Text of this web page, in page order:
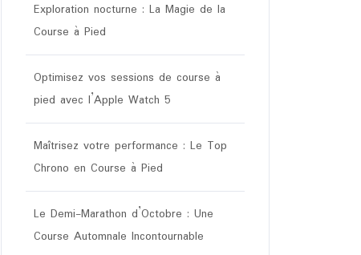
Exploration nocturne : La Magie de la
Course à Pied
Optimisez vos sessions de course à
pied avec l’Apple Watch 5
Maîtrisez votre performance : Le Top
Chrono en Course à Pied
Le Demi-Marathon d’Octobre : Une
Course Automnale Incontournable